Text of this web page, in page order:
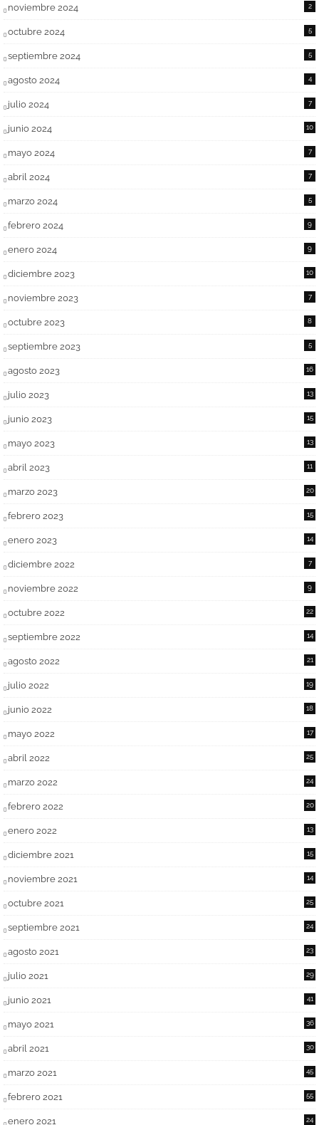
noviembre 2024 2
octubre 2024 5
septiembre 2024 5
agosto 2024 4
julio 2024 7
junio 2024 10
mayo 2024 7
abril 2024 7
marzo 2024 5
febrero 2024 9
enero 2024 9
diciembre 2023 10
noviembre 2023 7
octubre 2023 8
septiembre 2023 5
agosto 2023 16
julio 2023 13
junio 2023 15
mayo 2023 13
abril 2023 11
marzo 2023 20
febrero 2023 15
enero 2023 14
diciembre 2022 7
noviembre 2022 9
octubre 2022 22
septiembre 2022 14
agosto 2022 21
julio 2022 19
junio 2022 18
mayo 2022 17
abril 2022 25
marzo 2022 24
febrero 2022 20
enero 2022 13
diciembre 2021 15
noviembre 2021 14
octubre 2021 25
septiembre 2021 24
agosto 2021 23
julio 2021 29
junio 2021 41
mayo 2021 36
abril 2021 30
marzo 2021 45
febrero 2021 55
enero 2021 24